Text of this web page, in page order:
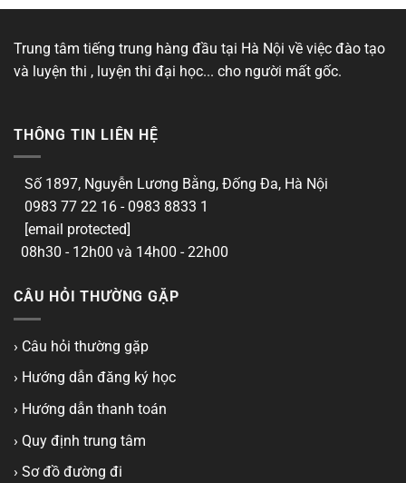
Trung tâm tiếng trung hàng đầu tại Hà Nội về việc đào tạo
và luyện thi , luyện thi đại học... cho người mất gốc.
THÔNG TIN LIÊN HỆ
Số 1897, Nguyễn Lương Bằng, Đống Đa, Hà Nội
0983 77 22 16 - 0983 8833 1
[email protected]
08h30 - 12h00 và 14h00 - 22h00
CÂU HỎI THƯỜNG GẶP
› Câu hỏi thường gặp
› Hướng dẫn đăng ký học
› Hướng dẫn thanh toán
› Quy định trung tâm
› Sơ đồ đường đi